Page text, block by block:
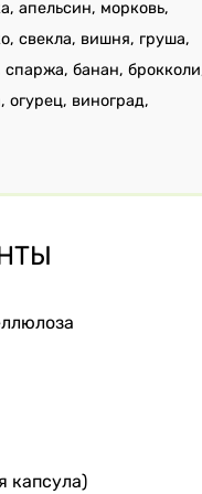
апельсин, морковь,
свекла, вишня, груша,
спаржа, банан,
огурец, виноград,
капсула)